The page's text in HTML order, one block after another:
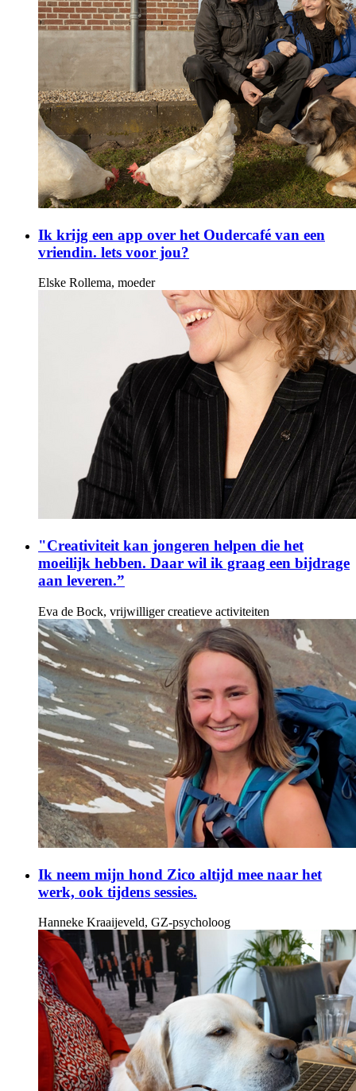
Ik krijg een app over het Oudercafé van een
vriendin. lets voor jou?
Elske Rollema, moeder
"Creativiteit kan jongeren helpen die het
moeilijk hebben. Daar wil ik graag een bijdrage
aan leveren.”
Eva de Bock, vrijwilliger creatieve activiteiten
Ik neem mijn hond Zico altijd mee naar het
werk, ook tijdens sessies.
Hanneke Kraaijeveld, GZ-psycholoog